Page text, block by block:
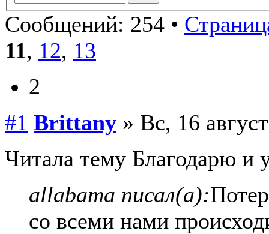
Сообщений: 254 •
11, 12, 13
2
#1 Brittany » Вс, 16
Читала тему Благодарю и
allabama писал(а):
со всеми нами